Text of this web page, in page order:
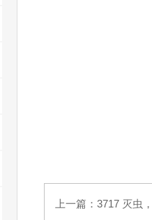
上一篇： 3717 灭虫